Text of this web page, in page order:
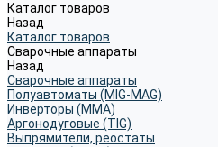
Каталог товаров
Назад
Каталог товаров
Сварочные аппараты
Назад
Сварочные аппараты
Полуавтоматы (MIG-MAG)
Инверторы (MMA)
Аргонодуговые (TIG)
Выпрямители, реостаты